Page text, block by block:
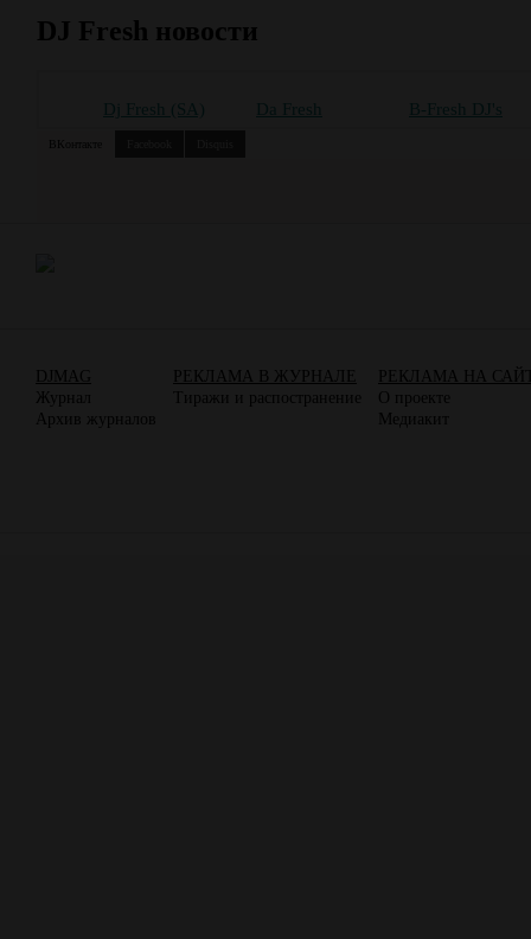
DJ Fresh новости
Dj Fresh (SA) Da Fresh B-Fresh DJ's
ВКонтакте
DJMAG
Журнал
Архив журналов
РЕКЛАМА В ЖУРНАЛЕ
Тиражи и распостранение
РЕКЛАМА НА
О проекте
Медиакит